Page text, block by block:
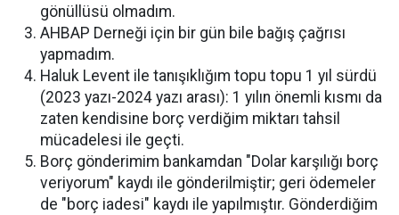
gönüllüsü olmadım.
AHBAP Derneği için bir gün bile bağış çağrısı
yapmadım.
Haluk Levent ile tanışıklığım topu topu 1 yıl sürdü
(2023 yazı-2024 yazı arası): 1 yılın önemli kısmı da
zaten kendisine borç verdiğim miktarı tahsil
mücadelesi ile geçti.
Borç gönderimim bankamdan "Dolar karşılığı borç
veriyorum" kaydı ile gönderilmiştir; geri ödemeler
de "borç iadesi" kaydı ile yapılmıştır. Gönderdiğim